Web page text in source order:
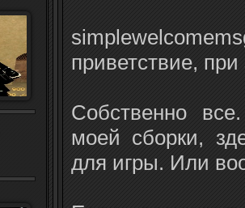
приветствие,
Собственно
моей сборки,
для игры. Или